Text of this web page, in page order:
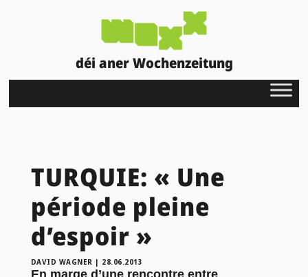
déi aner Wochenzeitung
TURQUIE: « Une
période pleine
d’espoir »
DAVID WAGNER | 28.06.2013
En marge d’une rencontre entre